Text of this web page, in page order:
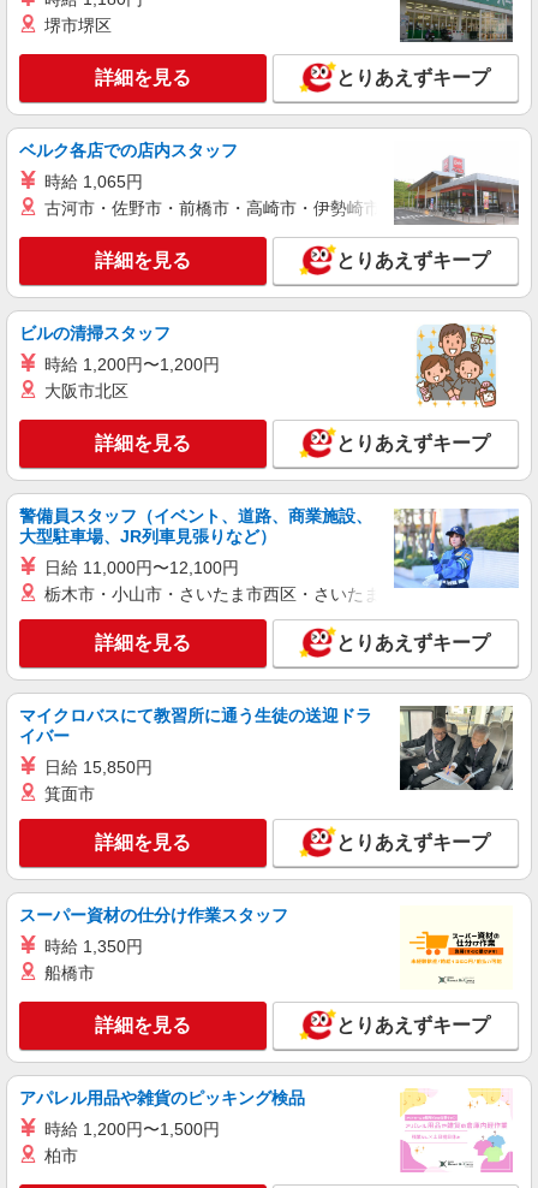
+゜・。○。・゜+゜ 入社祝い金10万円支給(規定
有) ゜・。○。・゜+゜・。○。・゜+゜
キープ 詳細を見る
派遣社員 紹介予定派遣
株式会社シエロ
【楽天モバイル】人気機種に詳しくなれる携帯
時給1650円〜1850円（経験・能力による） ※
+゜・。○。・゜+゜・。○。・゜+゜ 入社祝い金10
万円支給(規定有) お友達を紹介頂くと, インセンテ
ィブ支給(規定有) ★月2回払い・週払い可能（規程
福岡県福岡市早良区の楽天モバイルショップ
キープ 詳細を見る
派遣社員 紹介予定派遣
株式会社シエロ
【au】人気機種に詳しくなれる携帯販売
時給1400円〜 ※要普通自動車第一種免許 ※残
業代支給 ★交通費別途支給（規定あり） ゜
+゜・。○。・゜+゜・。○。・゜+゜ 入社祝い金10
万円支給(規定有) お友達を紹介頂くと, インセンテ
ィブ支給(規定有) ★月2回払い・週払い可能（規程
有）★ ゜・。○。・゜+゜・。○。・゜+゜
福岡県福岡市早良区のauショップ
キープ 詳細を見る
株式会社シエロ
人気機種に詳しくなれる携帯販売【au】
月給259200円〜300000円（経験・能力によ
る） ※残業手当別途支給 ※研修期間6か月・時給
1500円〜 ★交通費別途支給（規定あり） ゜
+゜・。○。・゜+゜・。○。・゜+゜ 入社祝い金10
+゜
福岡県福岡市早良区の家電量販店
紹介予定派遣
株式会社シエロ
携帯販売スタッフ【softbank】
時給1400円〜1450円（経験・能力による） ※
残業代支給 ★交通費別途支給（規定あり） ゜
+゜・。○。・゜+゜・。○。・゜+゜ 入社祝い金10
万円支給(規定有) お友達を紹介頂くと, インセンテ
ィブ支給(規定有) ★月2回払い・週払い可能（規程
有）★ ゜・。○。・゜+゜・。○。・゜+゜
キープ 詳細を見る
正社員
ソフトバンク西新店
ソフトバンクショップの携帯販売スタッフ
月給 180,000円 〜 250,000円 試用期間あり 3
堺市堺区
詳細を見る とりあえずキープ
ベルク各店での店内スタッフ
時給 1,065円
古河市・佐野市・前橋市・高崎市・伊勢崎市・太田市・館林市
詳細を見る とりあえずキープ
ビルの清掃スタッフ
時給 1,200円〜1,200円
大阪市北区
詳細を見る とりあえずキープ
警備員スタッフ（イベント、道路、商業施設、
大型駐車場、JR列車見張りなど）
日給 11,000円〜12,100円
栃木市・小山市・さいたま市西区・さいたま市岩槻区・久喜市・
詳細を見る とりあえずキープ
マイクロバスにて教習所に通う生徒の送迎ドラ
イバー
日給 15,850円
箕面市
詳細を見る とりあえずキープ
スーパー資材の仕分け作業スタッフ
時給 1,350円
船橋市
詳細を見る とりあえずキープ
アパレル用品や雑貨のピッキング検品
時給 1,200円〜1,500円
柏市